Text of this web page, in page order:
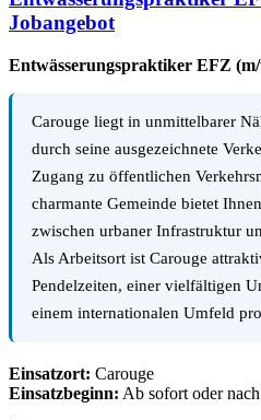
Jobangebot
Entwässerungspraktiker EFZ
Carouge liegt in unmittelbarer
durch seine ausgezeichnete
Zugang zu öffentlichen
charmante Gemeinde bietet
zwischen urbaner Infrastruktur
Als Arbeitsort ist Carouge
Pendelzeiten, einer vielfältigen
einem internationalen Umfeld
Einsatzort: Carouge
Einsatzbeginn: Ab sofort oder